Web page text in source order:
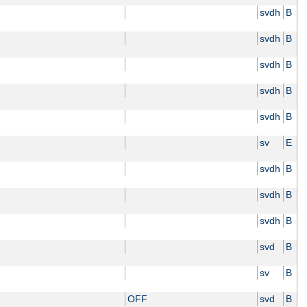
svdh B
svdh B
svdh B
svdh B
svdh B
sv E
svdh B
svdh B
svdh B
svd B
sv B
OFF svd B